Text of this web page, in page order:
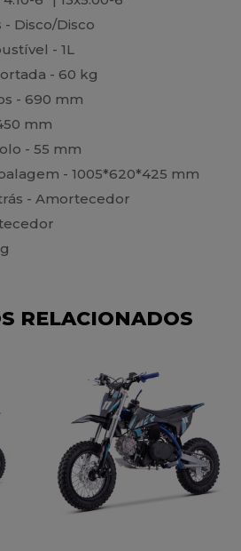
Disco/Disco
- 1L
- 60 kg
- 690 mm
mm
- 55 mm
- 1005*620*425 mm
- Amortecedor
RELACIONADOS